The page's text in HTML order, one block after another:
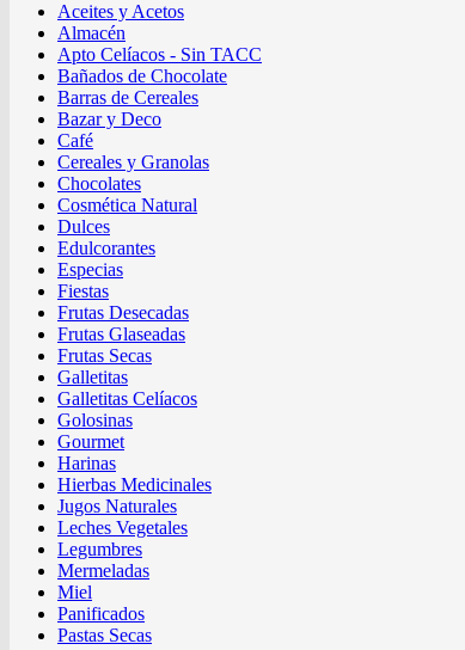
Aceites y Acetos
Almacén
Apto Celíacos - Sin TACC
Bañados de Chocolate
Barras de Cereales
Bazar y Deco
Café
Cereales y Granolas
Chocolates
Cosmética Natural
Dulces
Edulcorantes
Especias
Fiestas
Frutas Desecadas
Frutas Glaseadas
Frutas Secas
Galletitas
Galletitas Celíacos
Golosinas
Gourmet
Harinas
Hierbas Medicinales
Jugos Naturales
Leches Vegetales
Legumbres
Mermeladas
Miel
Panificados
Pastas Secas